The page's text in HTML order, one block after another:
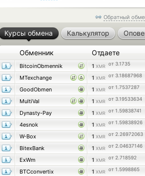
Обратный
Курсы обмена Калькулятор
Обменник Отдаете
BitcoinObmennik 1 XMR от 3.1735
MTexchange
1 XMR от 3.18687968
GoodObmen
1 XMR от 1.7537287
MultiVal
1 XMR от 3.19533634
Dynasty-Pay
1 XMR от 1.59838741
4esnok
1 XMR от 1.59838926
W-Box
1 XMR от 2.26972063
BitexBank
1 XMR от 2.04637146
ExWm
1 XMR от 2.718592
BTCconvertix
1 XMR от 1.5998865